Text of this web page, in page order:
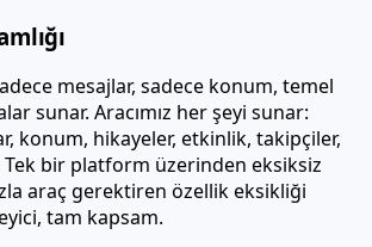
mesajlar, sadece konum, temel
sunar. Aracımız her şeyi sunar:
konum, hikayeler, etkinlik, takipçiler,
Tek bir platform üzerinden eksiksiz
araç gerektiren özellik eksikliği
tam kapsam.